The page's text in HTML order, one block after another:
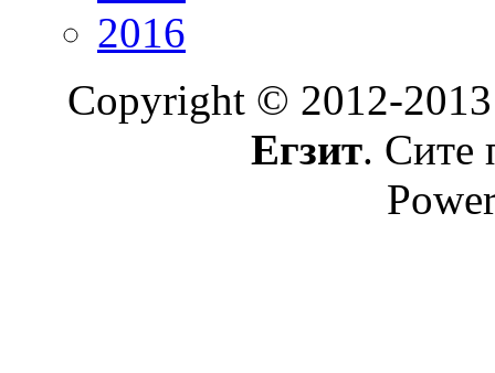
2016
Copyright © 2012-
Егзит. Сите